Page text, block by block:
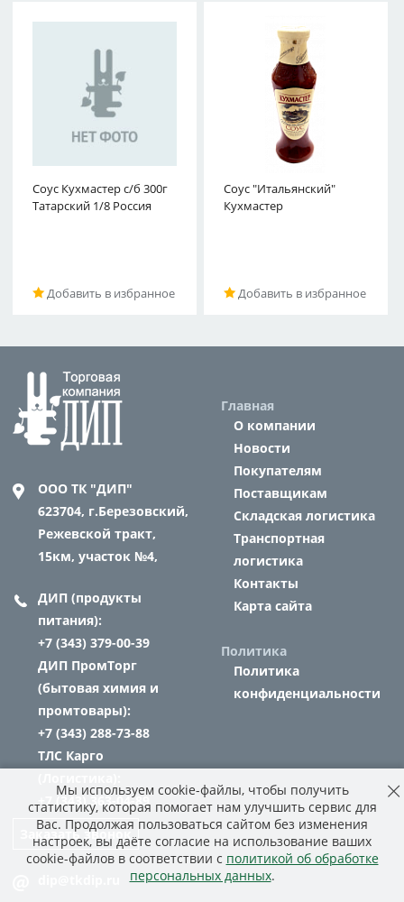
Соус Кухмастер с/б 300г
Татарский 1/8 Россия
Добавить в избранное
Соус "Итальянский"
Кухмастер
Добавить в избранное
ООО ТК "ДИП"
623704, г.Березовский,
Режевской тракт,
15км, участок №4,
ДИП (продукты
питания):
+7 (343) 379-00-39
ДИП ПромТорг
(бытовая химия и
промтовары):
+7 (343) 288-73-88
ТЛС Карго
+7 (343) 363-04-89
Заказать звонок
Главная
О компании
Новости
Покупателям
Поставщикам
Складская логистика
Транспортная
логистика
Контакты
Карта сайта
Политика
Политика
конфиденциальности
Мы используем cookie-файлы, чтобы получить
статистику, которая помогает нам улучшить сервис для
Вас. Продолжая пользоваться сайтом без изменения
настроек, вы даёте согласие на использование ваших
cookie-файлов в соответствии с политикой об обработке
персональных данных.